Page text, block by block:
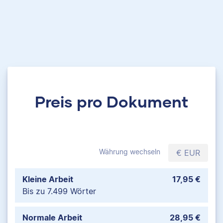
Preis pro Dokument
Währung wechseln € EUR
Kleine Arbeit
Bis zu 7.499 Wörter
17,95 €
Normale Arbeit
28,95 €